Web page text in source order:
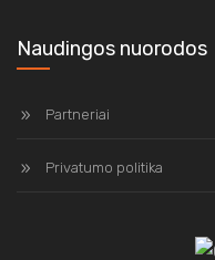
Naudingos nuorodos
Partneriai
Privatumo politika